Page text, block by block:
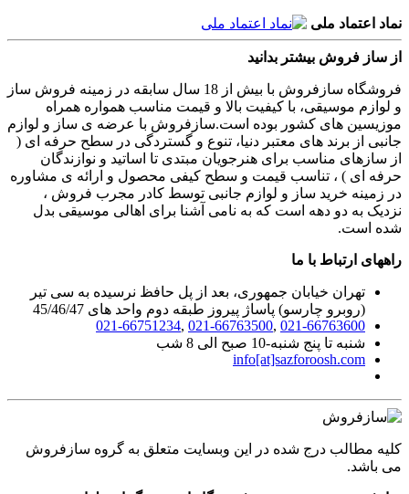
نماد اعتماد ملی
از ساز فروش بیشتر بدانید
فروشگاه سازفروش با بیش از 18 سال سابقه در زمینه فروش ساز
و لوازم موسیقی، با کیفیت بالا و قیمت مناسب همواره همراه
موزیسین های کشور بوده است.سازفروش با عرضه ی ساز و لوازم
جانبی از برند های معتبر دنیا، تنوع و گستردگی در سطح حرفه ای (
از سازهای مناسب برای هنرجویان مبتدی تا اساتید و نوازندگان
حرفه ای ) ، تناسب قیمت و سطح کیفی محصول و ارائه ی مشاوره
در زمینه خرید ساز و لوازم جانبی توسط کادر مجرب فروش ،
نزدیک به دو دهه است که به نامی آشنا برای اهالی موسیقی بدل
شده است.
راههای ارتباط با ما
تهران خیابان جمهوری، بعد از پل حافظ نرسیده به سی تیر
(روبرو چارسو) پاساژ پیروز طبقه دوم واحد های 45/46/47
021-66763600
,
021-66763500
,
021-66751234
شنبه تا پنج شنبه-10 صبح الی 8 شب
info[at]sazforoosh.com
کلیه مطالب درج شده در این وبسایت متعلق به گروه سازفروش
می باشد.